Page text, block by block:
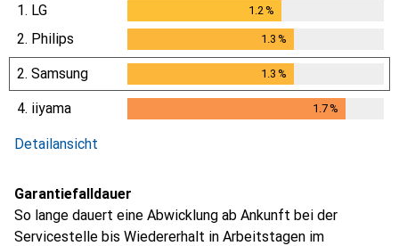
1. LG 1.2 %
2. Philips 1.3 %
2. Samsung 1.3 %
4. iiyama 1.7%
Detailansicht
Garantiefalldauer
So lange dauert eine Abwicklung ab Ankunft bei der
Servicestelle bis Wiedererhalt in Arbeitstagen im